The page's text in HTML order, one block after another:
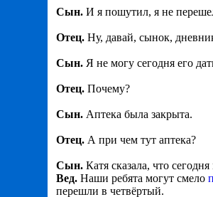
Сын. И я пошутил, я не
Отец. Ну, давай, сынок,
Сын. Я не могу сегодня его
Отец. Почему?
Сын. Аптека была закрыта.
Отец. А при чем тут аптека?
Сын. Катя сказала, что
Вед. Наши ребята могут смело
перешли в четвёртый.